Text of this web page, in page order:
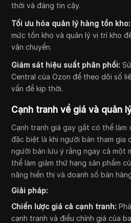
thời và đáng tin cậy.
Tối ưu hóa quản lý hàng tồn kho:
mức tồn kho và quản lý vị trí kho
vận chuyển.
Giám sát hiệu suất phân phối:
Central của Ozon để theo dõi số
vấn đề kịp thời.
Cạnh tranh về giá và quản
Cạnh tranh giá gay gắt có thể làm
đặc biệt là khi người bán tham gia
người bán lưu ý rằng ngay cả một
thể làm giảm thứ hạng sản phẩm
năng hiển thị và doanh số bán
Giải pháp:
Chiến lược giá cả cạnh tranh:
cạnh tranh và điều chỉnh giá của